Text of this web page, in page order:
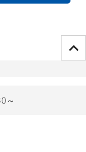
～